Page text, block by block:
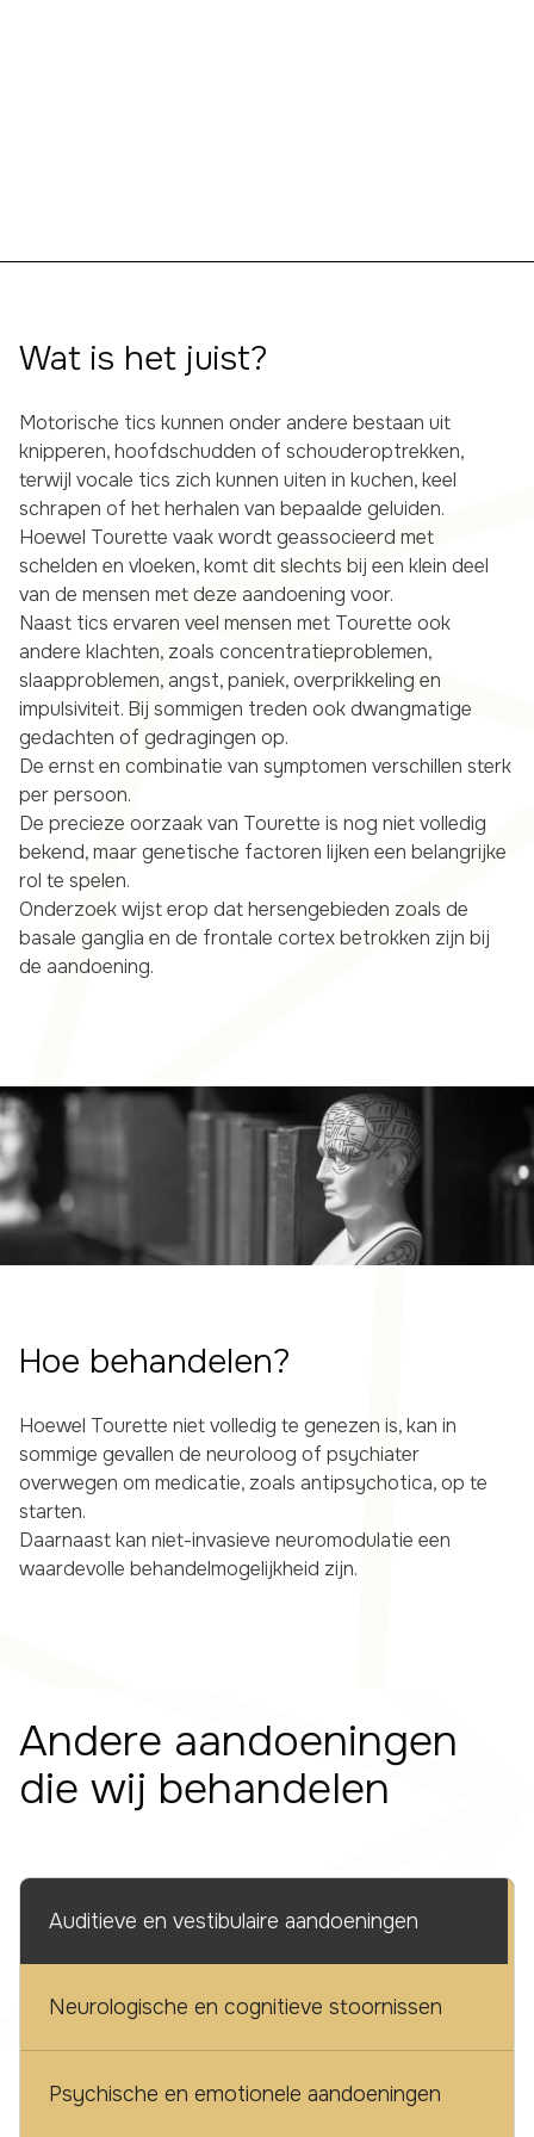
Wat is het juist?
Motorische tics kunnen onder andere bestaan uit
knipperen, hoofdschudden of schouderoptrekken,
terwijl vocale tics zich kunnen uiten in kuchen, keel
schrapen of het herhalen van bepaalde geluiden.
Hoewel Tourette vaak wordt geassocieerd met
schelden en vloeken, komt dit slechts bij een klein deel
van de mensen met deze aandoening voor.
Naast tics ervaren veel mensen met Tourette ook
andere klachten, zoals concentratieproblemen,
slaapproblemen, angst, paniek, overprikkeling en
impulsiviteit. Bij sommigen treden ook dwangmatige
gedachten of gedragingen op.
De ernst en combinatie van symptomen verschillen sterk
per persoon.
De precieze oorzaak van Tourette is nog niet volledig
bekend, maar genetische factoren lijken een belangrijke
rol te spelen.
Onderzoek wijst erop dat hersengebieden zoals de
basale ganglia en de frontale cortex betrokken zijn bij
de aandoening.
Hoe behandelen?
Hoewel Tourette niet volledig te genezen is, kan in
sommige gevallen de neuroloog of psychiater
overwegen om medicatie, zoals antipsychotica, op te
starten.
Daarnaast kan niet-invasieve neuromodulatie een
waardevolle behandelmogelijkheid zijn.
Andere aandoeningen
die wij behandelen
Auditieve en vestibulaire aandoeningen
Neurologische en cognitieve stoornissen
Psychische en emotionele aandoeningen